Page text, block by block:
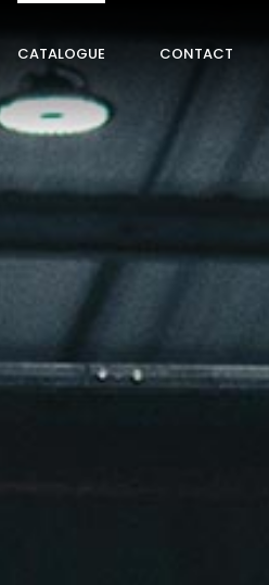
CATALOGUE CONTACT